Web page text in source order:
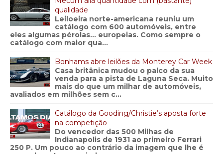
qualidade
Leiloeira norte-americana reuniu um
catálogo com 600 automóveis, entre
eles algumas pérolas… europeias. Como sempre o
catálogo com maior qua...
Bonhams abre leilões da Monterey Car Week
Casa britânica mudou o palco da sua
venda para a pista de Laguna Seca. Muito
mais do que um milhar de automóveis,
avaliados em milhões sem c...
Catálogo da Gooding/Christie’s aposta forte
na competição
Do vencedor das 500 Milhas de
Indianapolis de 1931 ao primeiro Ferrari
250 P. Um pouco ao contrário da imagem que lhe é